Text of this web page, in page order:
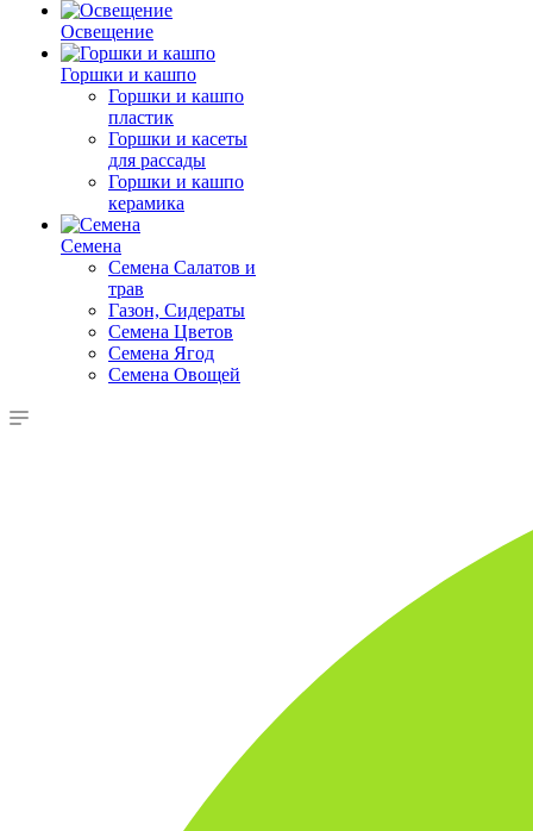
Освещение
Горшки и кашпо
Горшки и кашпо
пластик
Горшки и касеты
для рассады
Горшки и кашпо
керамика
Семена
Семена Салатов и
трав
Газон, Сидераты
Семена Цветов
Семена Ягод
Семена Овощей